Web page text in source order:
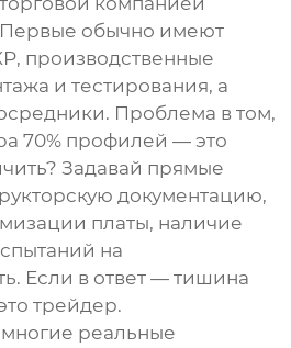
обычно имеют
производственные
и тестирования, а
Проблема в том,
70% профилей — это
Задавай прямые
документацию,
платы, наличие
на
Если в ответ — тишина
трейдер.
реальные